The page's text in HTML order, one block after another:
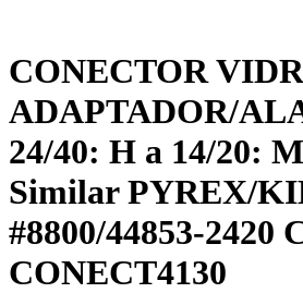
CONECTOR
ADAPTADOR/
24/40: H a 14/20:
Similar PYREX/
#8800/44853-2420
CONECT4130